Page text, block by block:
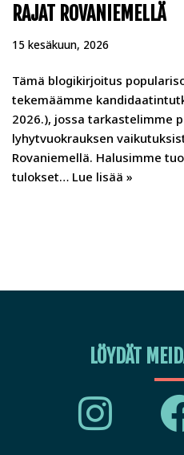
RAJAT ROVANIEMELLÄ
15 kesäkuun, 2026
Tämä blogikirjoitus
tekemäämme
2026.), jossa tarkastelimme
lyhytvuokrauksen
Rovaniemellä. Halusimme
tulokset… Lue lisää »
LÖYDÄT